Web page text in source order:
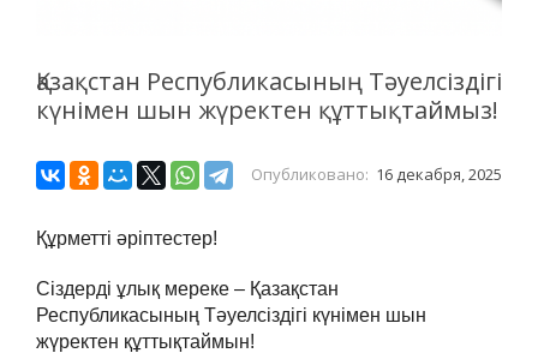
Қазақстан Республикасының Тәуелсіздігі
күнімен шын жүректен құттықтаймыз!
Опубликовано: 16 декабря, 2025
Құрметті әріптестер!
Сіздерді ұлық мереке – Қазақстан
Республикасының Тәуелсіздігі күнімен шын
жүректен құттықтаймын!